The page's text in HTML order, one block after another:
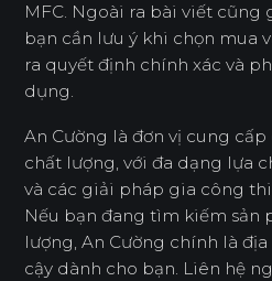
MFC. Ngoài ra bài viết cũng
bạn cần lưu ý khi chọn mua
ra quyết định chính xác và
dụng.
An Cường là đơn vị cung
chất lượng, với đa dạng lựa
và các giải pháp gia công
Nếu bạn đang tìm kiếm sản
lượng, An Cường chính là
cậy dành cho bạn. Liên hệ